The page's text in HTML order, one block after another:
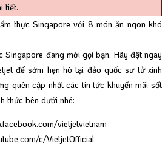
tiết.
thực Singapore với 8 món ăn ngon khó
Singapore đang mời gọi bạn. Hãy đặt ngay
để sớm hẹn hò tại đảo quốc sư tử xinh
quên cập nhật các tin tức khuyến mãi sốt
thức bên dưới nhé:
vietjetvietnam
c/VietjetOfficial